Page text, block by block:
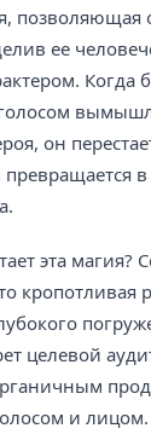
ее
Когда
он
в
эта магия?
кропотливая
целевой
и